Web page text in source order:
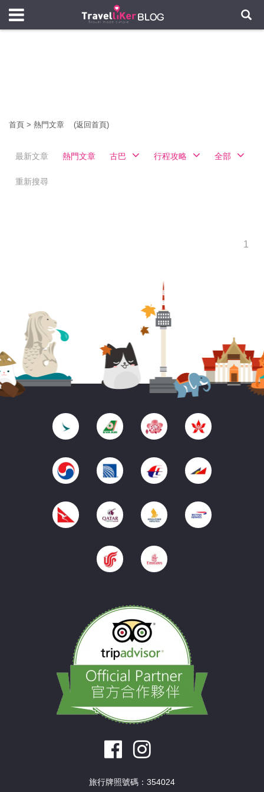
首頁 > 熱門文章 (返回首頁)
最新文章 熱門文章 古巴 行程攻略 全部
重新搜尋
1
旅行牌照號碼：354024